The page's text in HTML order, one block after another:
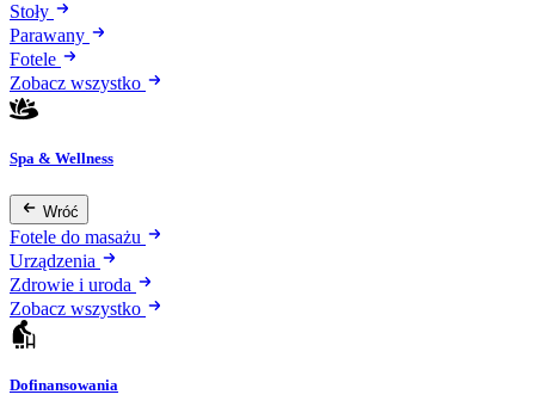
Stoły
Parawany
Fotele
Zobacz wszystko
Spa & Wellness
Wróć
Fotele do masażu
Urządzenia
Zdrowie i uroda
Zobacz wszystko
Dofinansowania